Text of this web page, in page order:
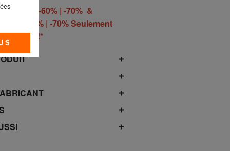
| -50% | -60% | -70% &
| -60% | -70% Seulement
9 août!*